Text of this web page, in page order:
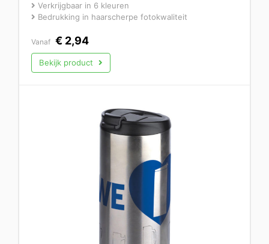
Verkrijgbaar in 6 kleuren
Bedrukking in haarscherpe fotokwaliteit
Vanaf € 2,94
Bekijk product